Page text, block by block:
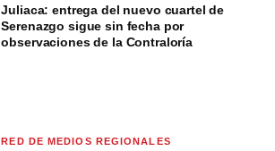
Juliaca: entrega del nuevo cuartel de
Serenazgo sigue sin fecha por
observaciones de la Contraloría
RED DE MEDIOS REGIONALES